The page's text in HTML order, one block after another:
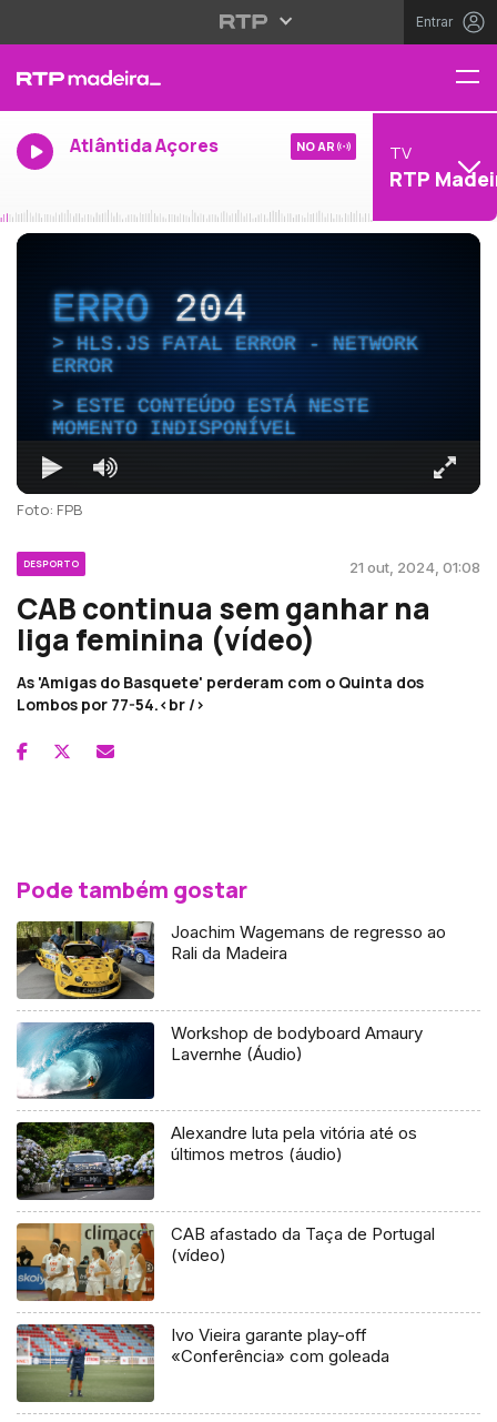
Entrar
Atlântida Açores NO AR TV
RTP
ERRO204
HLS.JS FATAL ERROR - NETWORK
ERROR
ESTE CONTEÚDO ESTÁ NESTE
MOMENTO INDISPONÍVEL
Foto: FPB
DESPORTO 21 out, 2024, 01:08
CAB continua sem ganhar na
liga feminina (vídeo)
As 'Amigas do Basquete' perderam com o Quinta dos
Lombos por 77-54.<br />
Pode também gostar
Joachim Wagemans de regresso ao
Rali da Madeira
Workshop de bodyboard Amaury
Lavernhe (Áudio)
Alexandre luta pela vitória até os
últimos metros (áudio)
CAB afastado da Taça de Portugal
(vídeo)
Ivo Vieira garante play-off
«Conferência» com goleada